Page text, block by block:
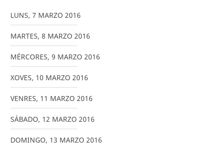
LUNS, 7 MARZO 2016
MARTES, 8 MARZO 2016
MÉRCORES, 9 MARZO 2016
XOVES, 10 MARZO 2016
VENRES, 11 MARZO 2016
SÁBADO, 12 MARZO 2016
DOMINGO, 13 MARZO 2016